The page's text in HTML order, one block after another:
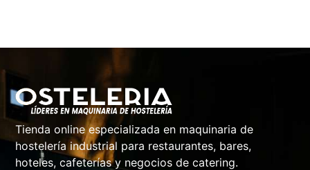
Tienda online especializada en maquinaria de
hostelería industrial para restaurantes, bares,
hoteles, cafeterías y negocios de catering.